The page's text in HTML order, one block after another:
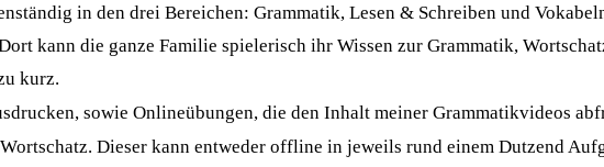
in den drei Bereichen: Grammatik, Lesen & Schreiben und
kann die ganze Familie spielerisch ihr Wissen zur Grammatik,
kurz.
sowie Onlineübungen, die den Inhalt meiner Grammatikvideos
Dieser kann entweder offline in jeweils rund einem Dutzend